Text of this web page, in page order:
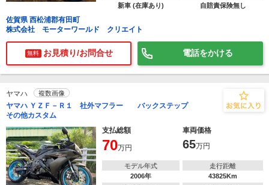
新車 (在庫あり)
自賠責保険無し
佐賀県 西松浦郡有田町
株式会社 モーターワールド クリエイト
無料 お見積り/お問合せ 電話をかける
ヤマハ 複数画像
ヤマハ ＹＺＦ－Ｒ１ 社外マフラー バックステップ
その他カスタム
支払総額
車両価格
70万円 65万円
モデル年式
2006年
走行距離
43825Km